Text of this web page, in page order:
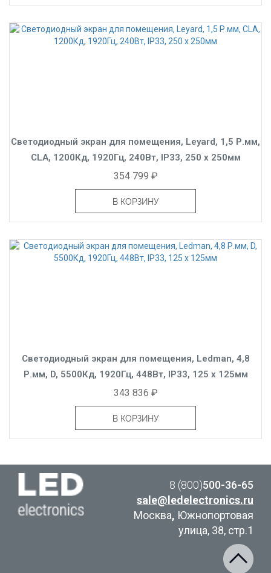
Светодиодный экран для помещения, Leyard, 1,5 Р.мм,
CLA, 1200Кд, 1920Гц, 240Вт, IP33, 250 x 250мм
354 799 ₽
В КОРЗИНУ
Светодиодный экран для помещения, Ledman, 4,8
Р.мм, D, 5500Кд, 1920Гц, 448Вт, IP33, 125 x 125мм
343 836 ₽
В КОРЗИНУ
8 (800)500-36-65
sale@ledelectronics.ru
Москва, Южнопортовая
улица, 38, стр.1